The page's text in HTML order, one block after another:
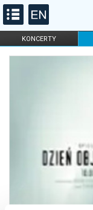
KONCERTY
FILHARMONIA